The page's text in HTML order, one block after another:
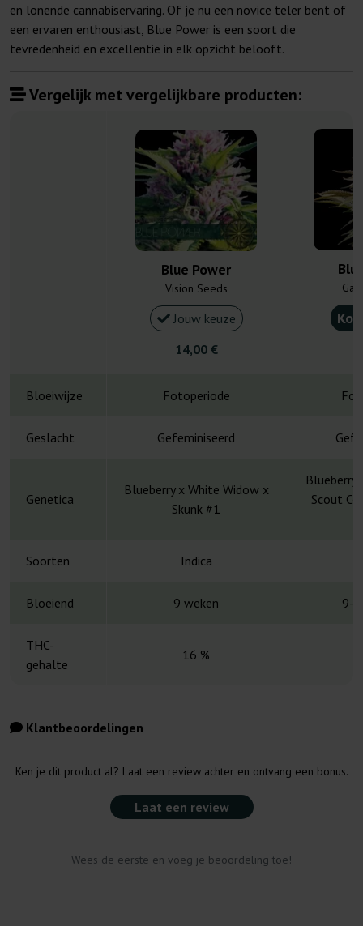
en lonende cannabiservaring. Of je nu een novice teler bent of
een ervaren enthousiast, Blue Power is een soort die
tevredenheid en excellentie in elk opzicht belooft.
Vergelijk met vergelijkbare producten:
Blue Power
Vision Seeds
Jouw keuze
14,00 €
Bloeiwijze Fotoperiode
Geslacht Gefeminiseerd
Genetica
Blueberry x White Widow x
Skunk #1
Blueberry
Scout
Soorten Indica
Bloeiend 9 weken 9-
THC-
gehalte
16 %
Klantbeoordelingen
Ken je dit product al? Laat een review achter en ontvang een bonus.
Laat een review
Wees de eerste en voeg je beoordeling toe!